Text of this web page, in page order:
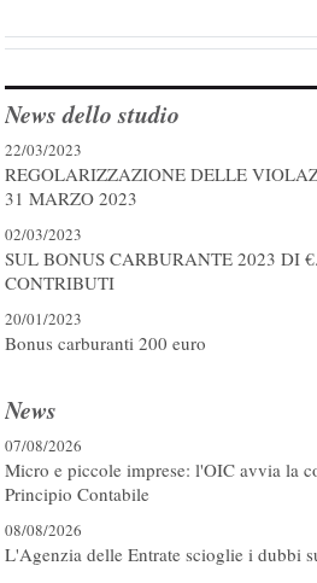
News dello studio
22/03/2023
REGOLARIZZAZIONE DELLE
31 MARZO 2023
02/03/2023
SUL BONUS CARBURANTE 2023 DI
CONTRIBUTI
20/01/2023
Bonus carburanti 200 euro
News
07/08/2026
Micro e piccole imprese: l'OIC avvia la
Principio Contabile
08/08/2026
L'Agenzia delle Entrate scioglie i dubbi